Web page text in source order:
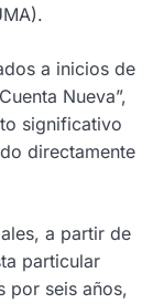
a inicios de
Nueva”,
significativo
directamente
a partir de
particular
por seis años,